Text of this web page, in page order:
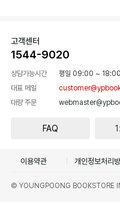
고객센터
1544-9020
상담가능시간 평일 09:00 ~ 18:00
대표 메일
대량 주문
FAQ
이용약관 개인정보처리
© YOUNGPOONG BOOKSTORE